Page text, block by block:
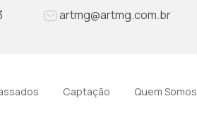
artmg@artmg.com.br
Captação Quem Somos